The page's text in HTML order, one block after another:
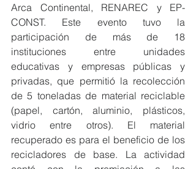
Arca Continental, RENAREC y EP-
CONST. Este evento tuvo la
participación de más de 18
instituciones entre unidades
educativas y empresas públicas y
privadas, que permitió la recolección
de 5 toneladas de material reciclable
(papel, cartón, aluminio, plásticos,
vidrio entre otros). El material
recuperado es para el beneficio de los
recicladores de base. La actividad